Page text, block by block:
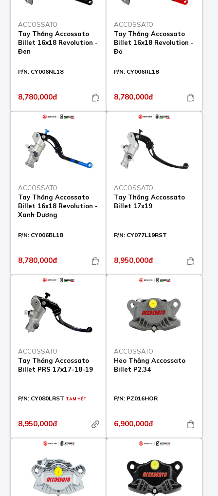
ACCOSSATO
Tay Thắng Accossato
Billet 16x18 Revolution -
Đen
P/N: CY006NL18
8,780,000đ
ACCOSSATO
Tay Thắng Accossato
Billet 16x18 Revolution -
Đỏ
P/N: CY006RL18
8,780,000đ
ACCOSSATO
Tay Thắng Accossato
Billet 16x18 Revolution -
Xanh Dương
P/N: CY006BL18
8,780,000đ
ACCOSSATO
Tay Thắng Accossato
Billet 17x19
P/N: CY077L19RST
8,950,000đ
ACCOSSATO
Tay Thắng Accossato
Billet PRS 17x17-18-19
P/N: CY080LRST TẠM HẾT
8,950,000đ
ACCOSSATO
Heo Thắng Accossato
Billet P2.34
P/N: PZ016HOR
6,900,000đ